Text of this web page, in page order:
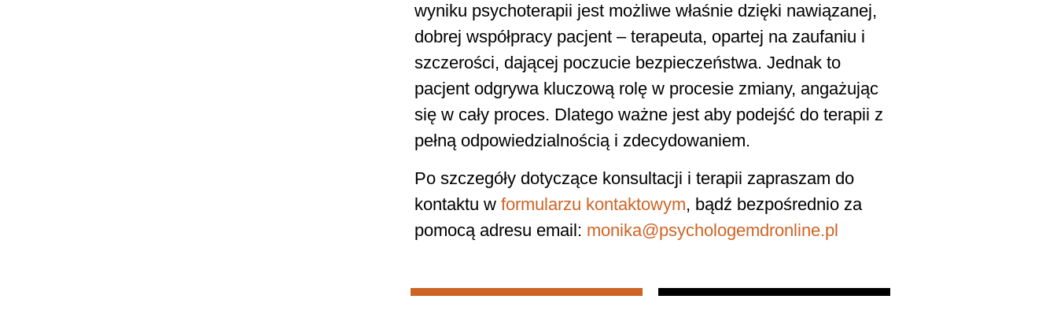
wyniku psychoterapii jest możliwe właśnie dzięki nawiązanej,
dobrej współpracy pacjent – terapeuta, opartej na zaufaniu i
szczerości, dającej poczucie bezpieczeństwa. Jednak to
pacjent odgrywa kluczową rolę w procesie zmiany, angażując
się w cały proces. Dlatego ważne jest aby podejść do terapii z
pełną odpowiedzialnością i zdecydowaniem.
Po szczegóły dotyczące konsultacji i terapii zapraszam do
kontaktu wformularzu kontaktowym, bądź bezpośrednio za
pomocą adresu email: monika@psychologemdronline.pl